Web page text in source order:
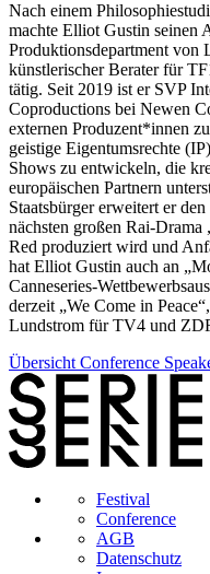
Nach einem
machte Elliot Gustin seinen
Produktionsdepartment von
künstlerischer Berater für
tätig. Seit 2019 ist er SVP
Coproductions bei Newen
externen Produzent*innen
geistige Eigentumsrechte
Shows zu entwickeln, die
europäischen Partnern
Staatsbürger erweitert er
nächsten großen Rai-
Red produziert wird und
hat Elliot Gustin auch an
Canneseries-
derzeit „We Come in
Lundstrom für TV4 und
Übersicht Conference
Festival
Conference
AGB
Datenschutz